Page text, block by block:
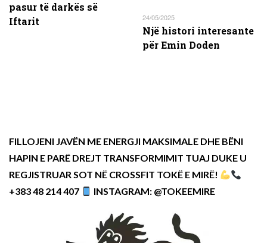
pasur të darkës së
Iftarit
24/05/2025
Një histori interesante
për Emin Doden
FILLOJENI JAVËN ME ENERGJI MAKSIMALE DHE BËNI
HAPIN E PARË DREJT TRANSFORMIMIT TUAJ DUKE U
REGJISTRUAR SOT NË CROSSFIT TOKË E MIRË!
+383 48 214 407
INSTAGRAM: @TOKEEMIRE